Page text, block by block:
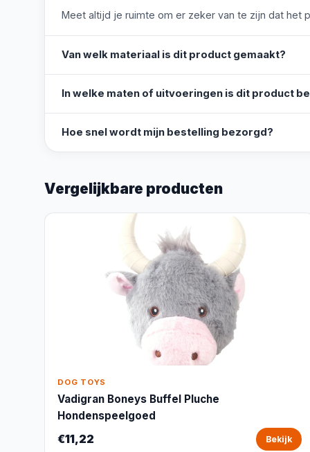
Meet altijd je ruimte om er zeker van te zijn dat het
Van welk materiaal is dit product gemaakt?
In welke maten of uitvoeringen is dit product
Hoe snel wordt mijn bestelling bezorgd?
Vergelijkbare producten
DOG TOYS
Vadigran Boneys Buffel Pluche
Hondenspeelgoed
€11,22 Bekijk